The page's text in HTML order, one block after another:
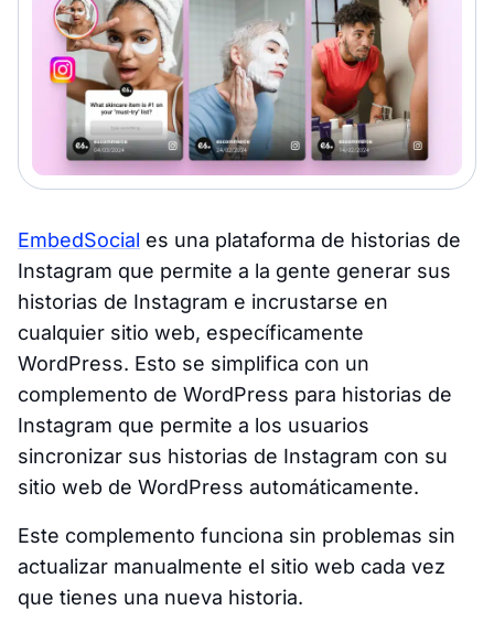
EmbedSocial es una plataforma de historias de
Instagram que permite a la gente generar sus
historias de Instagram e incrustarse en
cualquier sitio web, específicamente
WordPress. Esto se simplifica con un
complemento de WordPress para historias de
Instagram que permite a los usuarios
sincronizar sus historias de Instagram con su
sitio web de WordPress automáticamente.
Este complemento funciona sin problemas sin
actualizar manualmente el sitio web cada vez
que tienes una nueva historia.